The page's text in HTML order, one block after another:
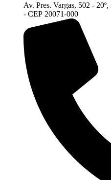
Av. Pres. Vargas, 502 -
- CEP 20071-000